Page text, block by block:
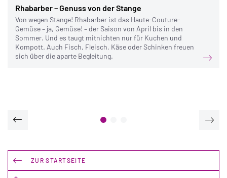
Rhabarber – Genuss von der Stange
Von wegen Stange! Rhabarber ist das Haute-Couture-
Gemüse – ja, Gemüse! – der Saison von April bis in den
Sommer. Und es taugt mitnichten nur für Kuchen und
Kompott. Auch Fisch, Fleisch, Käse oder Schinken freuen
sich über die aparte Begleitung.
ZUR STARTSEITE